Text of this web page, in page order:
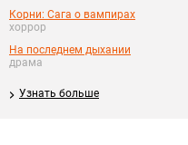
Корни: Сага о вампирах
хоррор
На последнем дыхании
драма
Узнать больше